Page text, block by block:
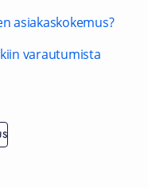
asiakaskokemus?
varautumista